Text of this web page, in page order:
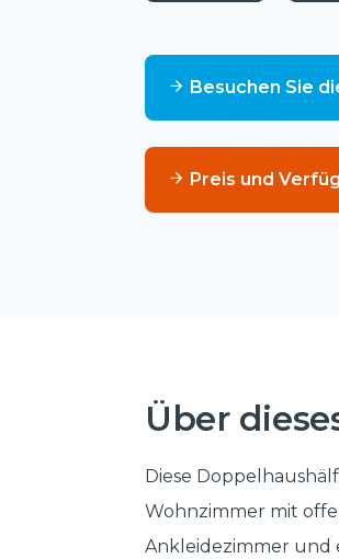
Besuchen Sie
Preis und
Über
Diese
Wohnzimmer mit
Ankleidezimmer und